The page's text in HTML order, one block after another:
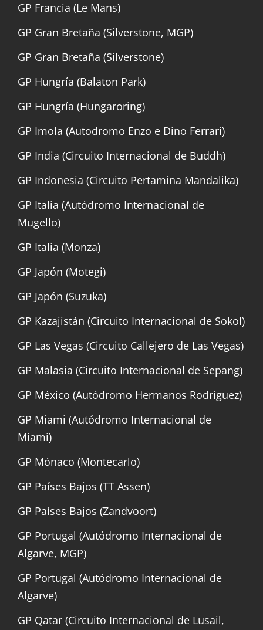
GP Francia (Le Mans)
GP Gran Bretaña (Silverstone, MGP)
GP Gran Bretaña (Silverstone)
GP Hungría (Balaton Park)
GP Hungría (Hungaroring)
GP Imola (Autodromo Enzo e Dino Ferrari)
GP India (Circuito Internacional de Buddh)
GP Indonesia (Circuito Pertamina Mandalika)
GP Italia (Autódromo Internacional de
Mugello)
GP Italia (Monza)
GP Japón (Motegi)
GP Japón (Suzuka)
GP Kazajistán (Circuito Internacional de Sokol)
GP Las Vegas (Circuito Callejero de Las Vegas)
GP Malasia (Circuito Internacional de Sepang)
GP México (Autódromo Hermanos Rodríguez)
GP Miami (Autódromo Internacional de
Miami)
GP Mónaco (Montecarlo)
GP Países Bajos (TT Assen)
GP Países Bajos (Zandvoort)
GP Portugal (Autódromo Internacional de
Algarve, MGP)
GP Portugal (Autódromo Internacional de
Algarve)
GP Qatar (Circuito Internacional de Lusail,